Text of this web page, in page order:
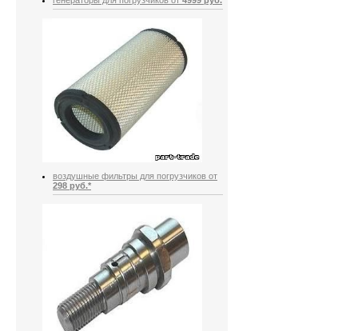
воздушные фильтры для погрузчиков от
298 руб.*